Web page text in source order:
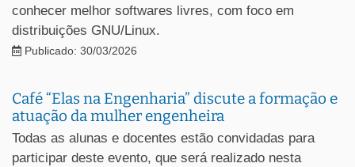
conhecer melhor softwares livres, com foco em
distribuições GNU/Linux.
Publicado: 30/03/2026
Café “Elas na Engenharia” discute a formação e
atuação da mulher engenheira
Todas as alunas e docentes estão convidadas para
participar deste evento, que será realizado nesta